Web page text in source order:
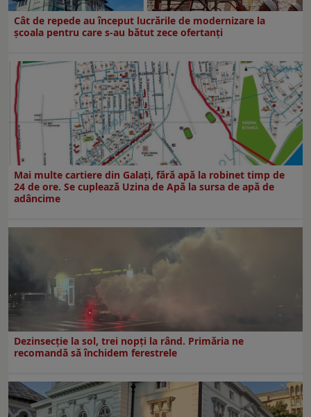
Cât de repede au început lucrările de modernizare la
şcoala pentru care s-au bătut zece ofertanţi
Mai multe cartiere din Galați, fără apă la robinet timp de
24 de ore. Se cuplează Uzina de Apă la sursa de apă de
adâncime
Dezinsecţie la sol, trei nopţi la rând. Primăria ne
recomandă să închidem ferestrele